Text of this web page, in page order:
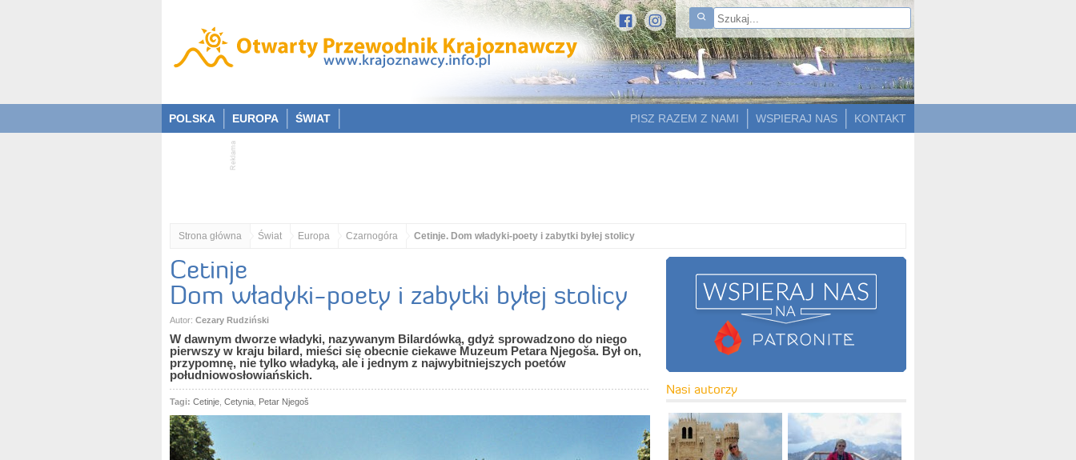
POLSKA EUROPA ŚWIAT KONTAKT
WSPIERAJ NAS
PISZ RAZEM Z NAMI
Strona główna Świat Europa Czarnogóra Cetinje. Dom władyki-poety i zabytki byłej stolicy
Cetinje
Dom władyki-poety i zabytki byłej stolicy
Autor: Cezary Rudziński
W dawnym dworze władyki, nazywanym Bilardówką, gdyż sprowadzono do niego
pierwszy w kraju bilard, mieści się obecnie ciekawe Muzeum Petara Njegoša. Był on,
przypomnę, nie tylko władyką, ale i jednym z najwybitniejszych poetów
południowosłowiańskich.
Tagi: Cetinje Cetynia Petar Njegoš
Nasi autorzy